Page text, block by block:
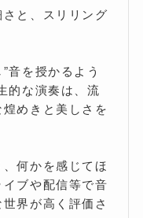
と、スリリング
音を授かるよう
的な演奏は、流
めきと美しさを
何かを感じてほ
ブや配信等で音
界が高く評価さ